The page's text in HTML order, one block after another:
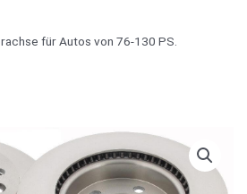
für Autos von 76-130 PS.